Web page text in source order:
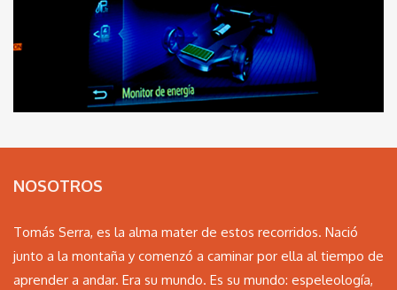
NOSOTROS
Tomás Serra, es la alma mater de estos recorridos. Nació
junto a la montaña y comenzó a caminar por ella al tiempo de
aprender a andar. Era su mundo. Es su mundo: espeleología,